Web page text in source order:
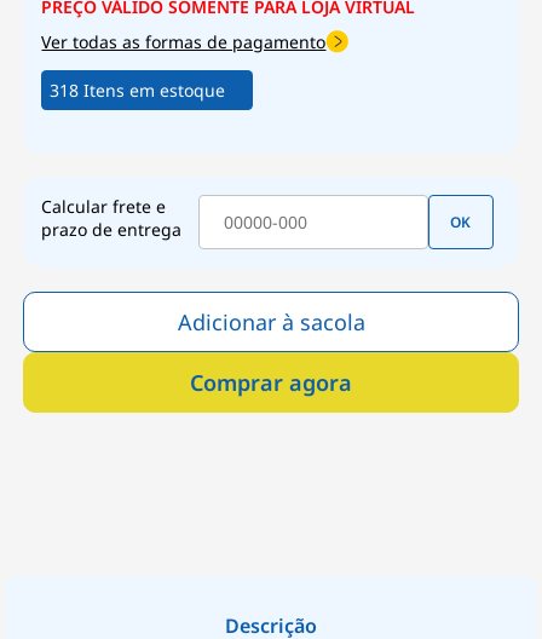
Ver todas as formas de pagamento
318 Itens em estoque
Calcular frete e
prazo de entrega
OK
Adicionar à sacola
Comprar agora